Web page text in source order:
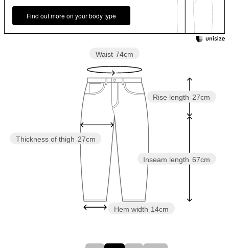
Find out more on your body type
Inseam length 67cm
Rise length 27cm
Hem width 14cm
Thickness of thigh 27cm
Waist 74cm